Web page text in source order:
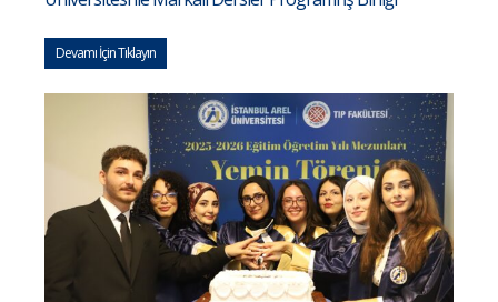
Devamı İçin Tıklayın